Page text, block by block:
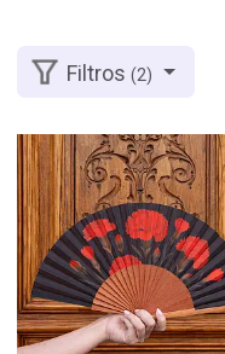
Filtros(2)